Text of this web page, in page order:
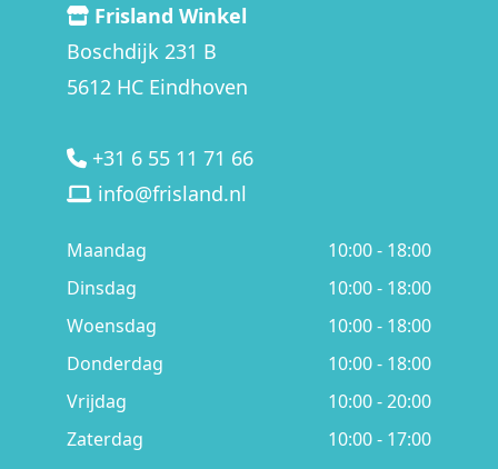
Frisland Winkel
Boschdijk 231 B
5612 HC Eindhoven
+31 6 55 11 71 66
info@frisland.nl
Maandag
10:00 - 18:00
Dinsdag
10:00 - 18:00
Woensdag
10:00 - 18:00
Donderdag
10:00 - 18:00
Vrijdag
10:00 - 20:00
Zaterdag
10:00 - 17:00